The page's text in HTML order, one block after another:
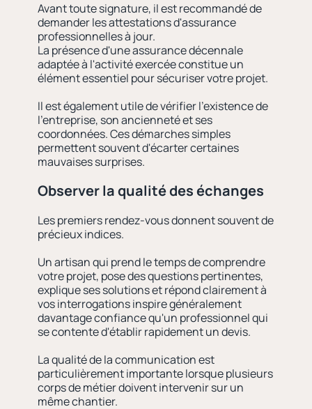
Avant toute signature, il est recommandé de
demander les attestations d'assurance
professionnelles à jour.
La présence d'une assurance décennale
adaptée à l'activité exercée constitue un
élément essentiel pour sécuriser votre projet.
Il est également utile de vérifier l'existence de
l'entreprise, son ancienneté et ses
coordonnées. Ces démarches simples
permettent souvent d'écarter certaines
mauvaises surprises.
Observer la qualité des échanges
Les premiers rendez-vous donnent souvent de
précieux indices.
Un artisan qui prend le temps de comprendre
votre projet, pose des questions pertinentes,
explique ses solutions et répond clairement à
vos interrogations inspire généralement
davantage confiance qu'un professionnel qui
se contente d'établir rapidement un devis.
La qualité de la communication est
particulièrement importante lorsque plusieurs
corps de métier doivent intervenir sur un
même chantier.